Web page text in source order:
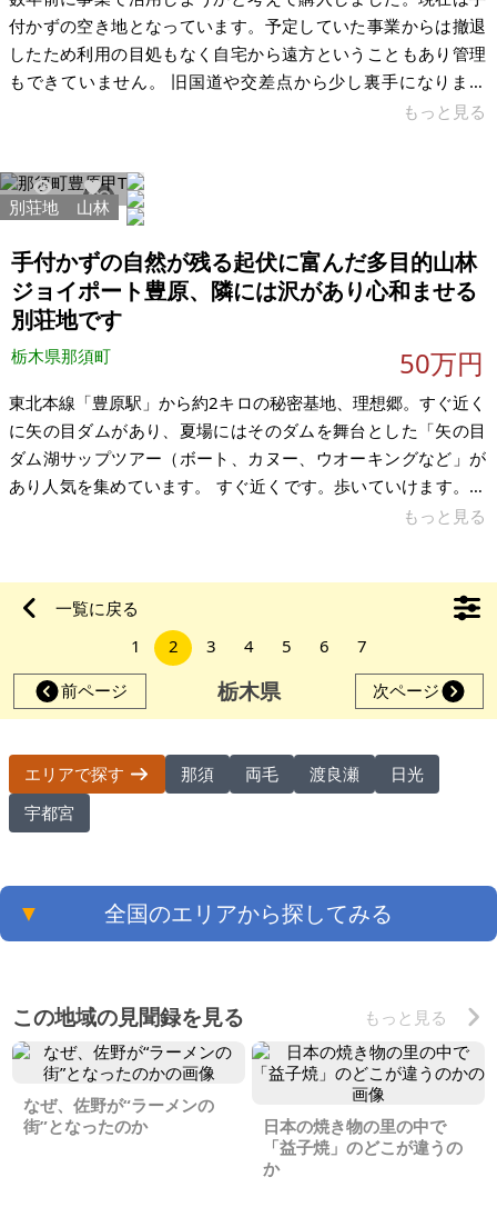
付かずの空き地となっています。予定していた事業からは撤退
したため利用の目処もなく自宅から遠方ということもあり管理
もできていません。 旧国道や交差点から少し裏手になります
が、商業利用には適しています。ライフラインは近隣から引き
大川島 土地：約100㎡ 建物：なし 構造： 現況：空き地 希望価
格：70万円 ※現状有姿、および公簿売買でのお取引きとなりま
す。
もっと見る
7542 42
別荘地 山林
手付かずの自然が残る起伏に富んだ多目的山林
ジョイポート豊原、隣には沢があり心和ませる
別荘地です
栃木県那須町 50万円
東北本線「豊原駅」から約2キロの秘密基地、理想郷。すぐ近く
に矢の目ダムがあり、夏場にはそのダムを舞台とした「矢の目
ダム湖サップツアー（ボート、カヌー、ウオーキングなど」が
あり人気を集めています。 すぐ近くです。歩いていけます。新
時々聞こえてきます。見渡せば他の分譲地では見られない心が
和む別天地、理想郷です。この分譲地は6ｍ舗装道路の南側に位
置し、下に向けてやや傾斜した物件になりますが180坪の内、
半分くらいは平坦地にな
もっと見る
一覧に戻る
1
2 3 4 5 6
7
前ページ
栃木県 次ページ
エリアで探す 那須 両毛 渡良瀬
日光
宇都宮
▼ 全国のエリアから探してみる
この地域の見聞録を見る もっと見る
なぜ、佐野が“ラーメンの
街”となったのか
日本の焼き物の里の中で
「益子焼」のどこが違うの
か